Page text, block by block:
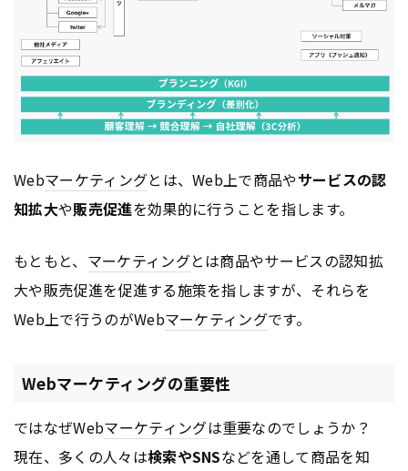
Webマーケティングとは、Web上で商品やサービスの認
知拡大や販売促進を効果的に行うことを指します。
もともと、 マーケティングとは商品やサービスの認知拡
大や販売促進を促進する施策を指しますが、それらを
Web上で行うのがWebマーケティングです。
Webマーケティングの重要性
ではなぜWebマーケティングは重要なのでしょうか？
現在、多くの人々は検索やSNSなどを通して商品を知